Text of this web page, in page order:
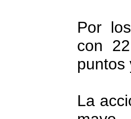
Por
con
puntos
La